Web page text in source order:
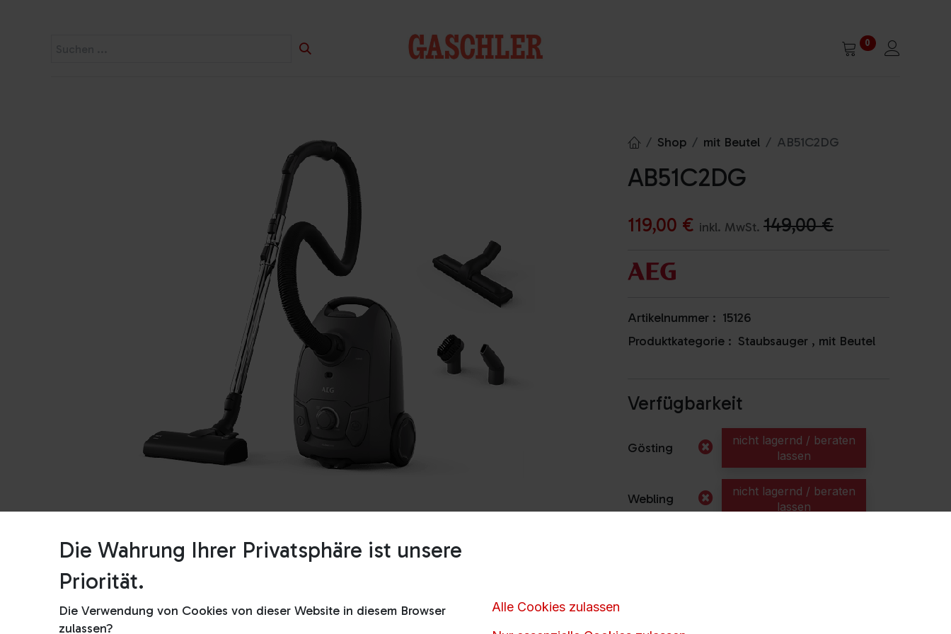
0
Shop mit Beutel AB51C2DG
AB51C2DG
119,00 € inkl. MwSt. 149,00€
Artikelnummer : 15126
Produktkategorie : Staubsauger , mit Beutel
Verfügbarkeit
Gösting
nicht lagernd / beraten
lassen
Webling
nicht lagernd / beraten
lassen
Die Wahrung Ihrer Privatsphäre ist unsere
Priorität.
Die Verwendung von Cookies von dieser Website in diesem Browser
zulassen?
Alle Cookies zulassen